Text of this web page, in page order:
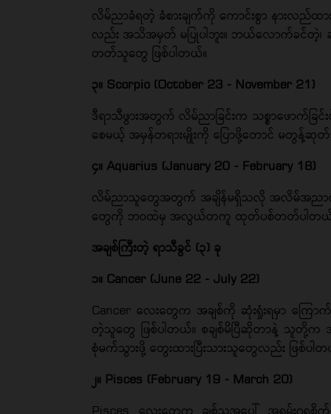
လိမ်ညာခံရတဲ့ ခံစားချက်ကို ကောင်းစွာ နားလည်
လည်း အသိအမှတ် မပြုပါဘူး။ ဘယ်လောက်ခင်တဲ့၊
တတ်သူတွေ ဖြစ်ပါတယ်။
၃။ Scorpio (October 23 - November 21)
ဒီရာသီဖွားအတွက် လိမ်ညာခြင်းက သစ္စာဖောက်ခြ
စေမယ့် အမှန်တရားမျိုးကို ပြောဖို့တောင် မတွန့်ဆု
၄။ Aquarius (January 20 - February 18)
လိမ်ညာသူတွေအတွက် အချိန်မရှိသလို အလိမ်အညာကို
တွေကို ဘဝထဲမှ အလွယ်တကူ ထုတ်ပစ်တတ်ပါတယ်
အချစ်ကြီးတဲ့ ရာသီခွင် (၃) ခု
၁။ Cancer (June 22 - July 22)
Cancer လေးတွေက အချစ်ကို ဆုံးရှုံးရမှာ ကြေ
တဲ့သူတွေ ဖြစ်ပါတယ်။ စချစ်မိပြီဆိုတာနဲ့ သူတို့က
စုံမက်သွားဖို့ တွေးထားပြီးသားသူတွေလည်း ဖြစ်ပါ
၂။ Pisces (February 19 - March 20)
Pisces လေးတွေက ချစ်သူအပေါ် အရမ်းဂရု